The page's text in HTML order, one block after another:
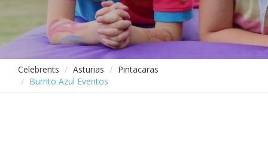
Celebrents Asturias
Pintacaras
Burrito Azul Eventos